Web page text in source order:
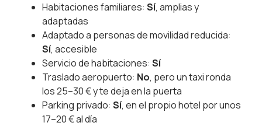
Habitaciones familiares:Sí, amplias y
adaptadas
Adaptado a personas de movilidad reducida:
Sí, accesible
Servicio de habitaciones:Sí
Traslado aeropuerto: No, pero un taxi ronda
los 25–30 € y te deja en la puerta
Parking privado:Sí, en el propio hotel por unos
17–20 € al día